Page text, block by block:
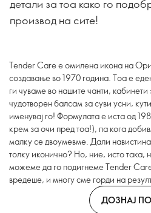
детали за тоа како го
производ на сите!
Tender Care е омилена икона на
создавање во 1970 година. Тоа е
ги чуваме во нашите чанти,
чудотворен балсам за суви усни,
именувај го! Формулата е иста од
крем за очи пред тоа!), па кога
малку се двоумевме. Дали
толку иконично? Но, ние, исто така,
можеме да го подигнеме Tender
вредеше, и многу сме горди на
ДОЗНАЈ